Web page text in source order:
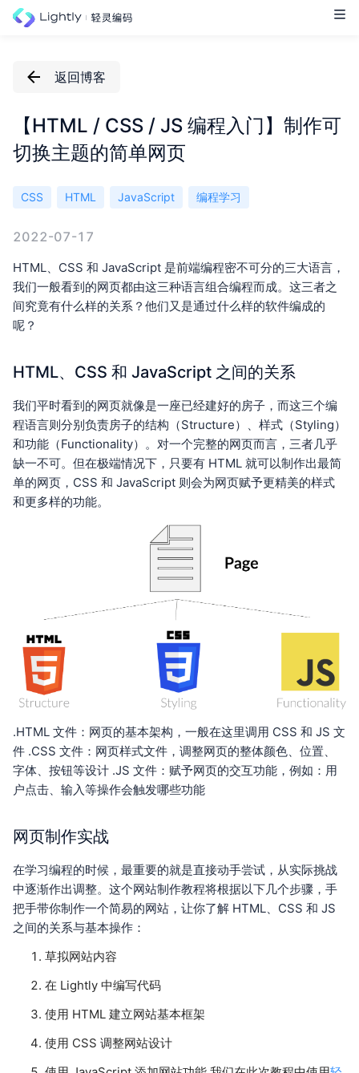
返回博客
【HTML / CSS / JS 编程入门】制作可
切换主题的简单网页
CSS HTML JavaScript 编程学习
2022-07-17
HTML、CSS 和 JavaScript 是前端编程密不可分的三大语言，
我们一般看到的网页都由这三种语言组合编程而成。这三者之
间究竟有什么样的关系？他们又是通过什么样的软件编成的
呢？
HTML、CSS 和 JavaScript 之间的关系
我们平时看到的网页就像是一座已经建好的房子，而这三个编
程语言则分别负责房子的结构（Structure）、样式（Styling）
和功能（Functionality）。对一个完整的网页而言，三者几乎
缺一不可。但在极端情况下，只要有 HTML 就可以制作出最简
单的网页，CSS 和 JavaScript 则会为网页赋予更精美的样式
和更多样的功能。
.HTML 文件：网页的基本架构，一般在这里调用 CSS 和 JS 文
件 .CSS 文件：网页样式文件，调整网页的整体颜色、位置、
字体、按钮等设计 .JS 文件：赋予网页的交互功能，例如：用
户点击、输入等操作会触发哪些功能
网页制作实战
在学习编程的时候，最重要的就是直接动手尝试，从实际挑战
中逐渐作出调整。这个网站制作教程将根据以下几个步骤，手
把手带你制作一个简易的网站，让你了解 HTML、CSS 和 JS
之间的关系与基本操作：
草拟网站内容
在 Lightly 中编写代码
使用 HTML 建立网站基本框架
使用 CSS 调整网站设计